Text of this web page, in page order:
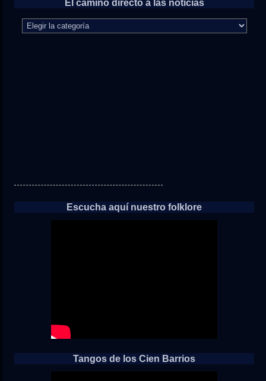
El camino directo a las noticias
camino
Escucha aquí nuestro folklore
Tangos de los Cien Barrios